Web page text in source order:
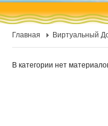
Главная Виртуальный
В категории нет